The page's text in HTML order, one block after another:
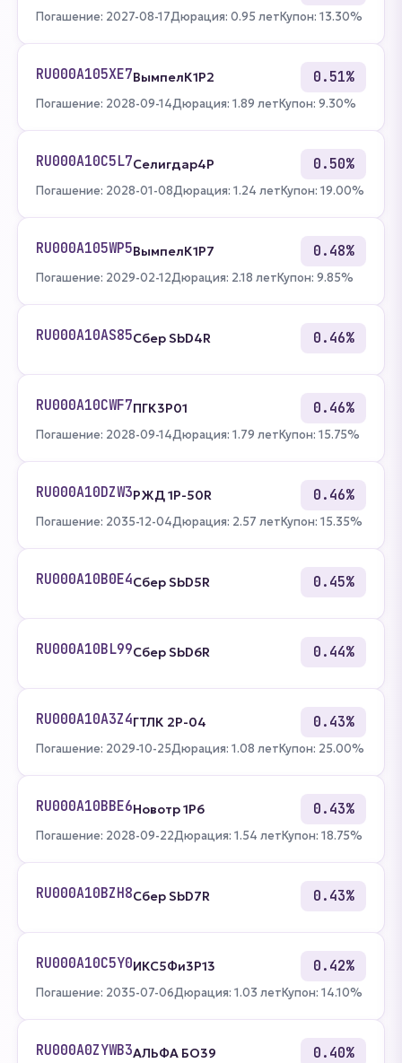
Погашение: 2027-08-17Дюрация: 0.95 летКупон: 13.30%
RU000A105XE7ВымпелК1Р2 0.51%
Погашение: 2028-09-14Дюрация: 1.89 летКупон: 9.30%
RU000A10C5L7Селигдар4Р 0.50%
Погашение: 2028-01-08Дюрация: 1.24 летКупон: 19.00%
RU000A105WP5ВымпелК1Р7 0.48%
Погашение: 2029-02-12Дюрация: 2.18 летКупон: 9.85%
RU000A10AS85Сбер SbD4R 0.46%
RU000A10CWF7ПГК3Р01 0.46%
Погашение: 2028-09-14Дюрация: 1.79 летКупон: 15.75%
RU000A10DZW3РЖД 1Р-50R 0.46%
Погашение: 2035-12-04Дюрация: 2.57 летКупон: 15.35%
RU000A10B0E4Сбер SbD5R 0.45%
RU000A10BL99Сбер SbD6R 0.44%
RU000A10A3Z4ГТЛК 2P-04 0.43%
Погашение: 2029-10-25Дюрация: 1.08 летКупон: 25.00%
RU000A10BBE6Новотр 1Р6 0.43%
Погашение: 2028-09-22Дюрация: 1.54 летКупон: 18.75%
RU000A10BZH8Сбер SbD7R 0.43%
RU000A10C5Y0ИКС5Фи3P13 0.42%
Погашение: 2035-07-06Дюрация: 1.03 летКупон: 14.10%
RU000A0ZYWB3АЛЬФА БО39 0.40%